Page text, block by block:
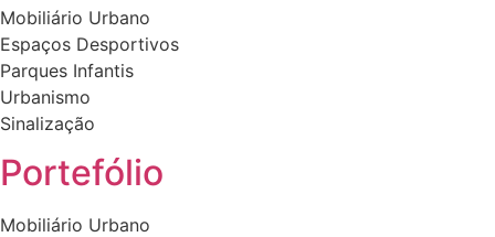
Mobiliário Urbano
Espaços Desportivos
Parques Infantis
Urbanismo
Sinalização
Portefólio
Mobiliário Urbano